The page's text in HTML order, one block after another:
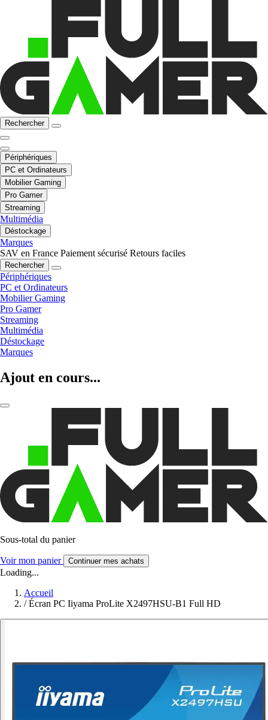
Rechercher
Périphériques
PC et Ordinateurs
Mobilier Gaming
Pro Gamer
Streaming
Multimédia
Déstockage
Marques
SAV en France Paiement sécurisé Retours faciles
Rechercher
Périphériques
PC et Ordinateurs
Mobilier Gaming
Pro Gamer
Streaming
Multimédia
Déstockage
Marques
Ajout en cours...
Sous-total du panier
Voir mon panier Continuer mes achats
Loading...
Accueil
/ Écran PC Iiyama ProLite X2497HSU-B1 Full HD